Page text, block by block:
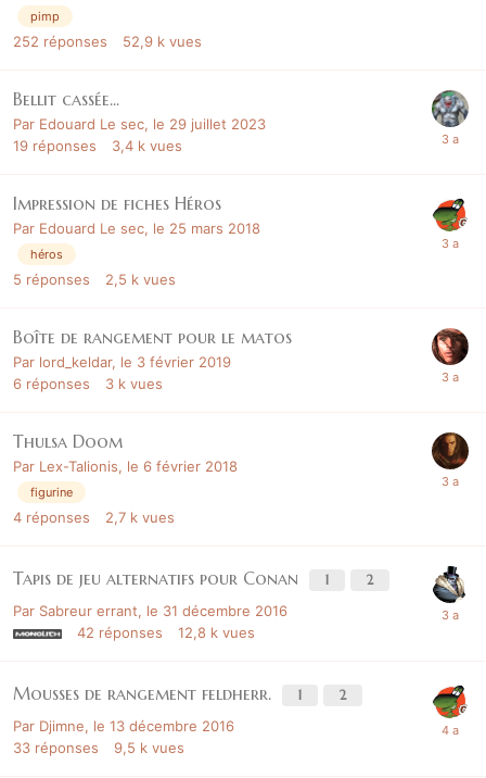
pimp
252 réponses 52,9 k vues
Bellit cassée...
Par Edouard Le sec, le 29 juillet 2023
19 réponses 3,4 k vues
Impression de fiches Héros
Par Edouard Le sec, le 25 mars 2018
héros
5 réponses 2,5 k vues
Boîte de rangement pour le matos
Par lord_keldar, le 3 février 2019
6 réponses 3 k vues
Thulsa Doom
Par Lex-Talionis, le 6 février 2018
figurine
4 réponses 2,7 k vues
Tapis de jeu alternatifs pour Conan 1 2
Par Sabreur errant, le 31 décembre 2016
42 réponses 12,8 k vues
Mousses de rangement feldherr. 1 2
Par Djimne, le 13 décembre 2016
33 réponses 9,5 k vues